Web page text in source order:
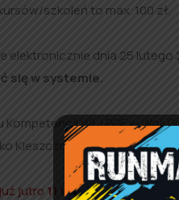
szkoleń to max. 100 zł.
elektronicznie dnia 25 lutego
się w systemie.
WŁ i PGE w Woli
Kleszczowski Park
jutro 11 lutego 2025 r. o